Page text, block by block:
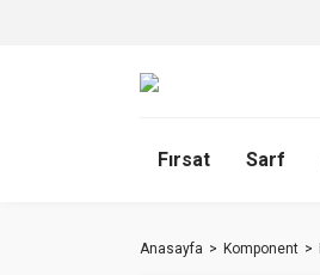
Fırsat Sarf
Anasayfa Komponent